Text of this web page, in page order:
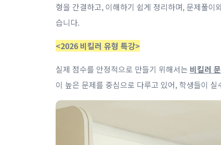
형을 간결하고, 이해하기 쉽게 정리하며, 문제풀
습니다.
<2026 비킬러 유형 특강>
실제 점수를 안정적으로 만들기 위해서는 비킬러
이 높은 문제를 중심으로 다루고 있어, 학생들이